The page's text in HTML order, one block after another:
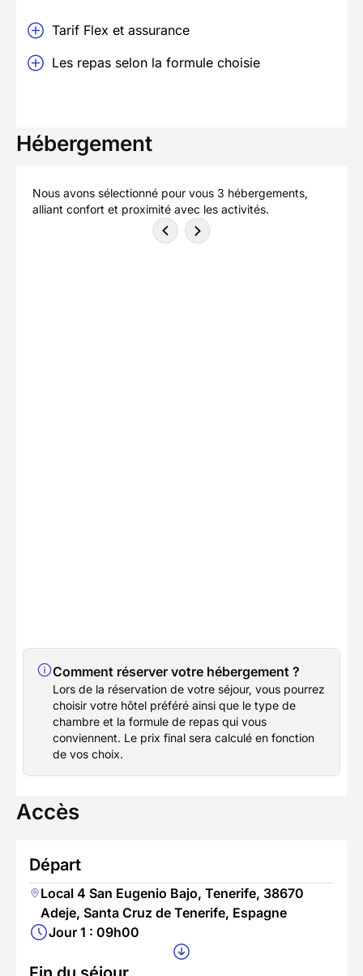
Tarif Flex et assurance
Les repas selon la formule choisie
Hébergement
Nous avons sélectionné pour vous 3 hébergements,
alliant confort et proximité avec les activités.
Comment réserver votre hébergement ?
Lors de la réservation de votre séjour, vous pourrez
choisir votre hôtel préféré ainsi que le type de
chambre et la formule de repas qui vous
conviennent. Le prix final sera calculé en fonction
de vos choix.
Accès
Départ
Local 4 San Eugenio Bajo, Tenerife, 38670
Adeje, Santa Cruz de Tenerife, Espagne
Jour 1 : 09h00